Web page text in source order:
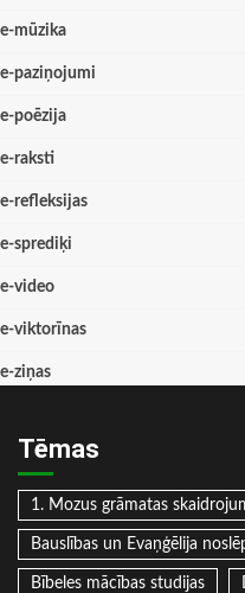
e-mūzika
e-paziņojumi
e-poēzija
e-raksti
e-refleksijas
e-sprediķi
e-video
e-viktorīnas
e-ziņas
Tēmas
1. Mozus grāmatas
Bauslības un Evaņģēlija
Bībeles mācības studijas